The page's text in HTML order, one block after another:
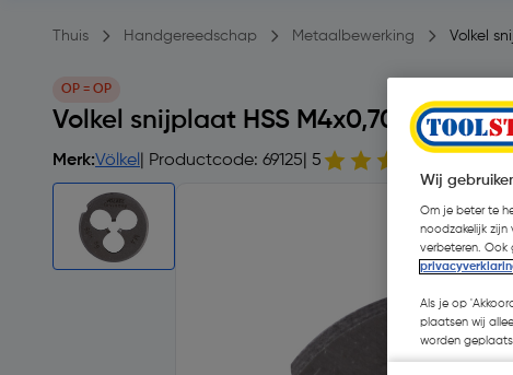
Thuis Handgereedschap Metaalbewerking Volkel
OP = OP
Volkel snijplaat HSS M4x0,70mm
Merk:Völkel | Productcode: 69125 | 5
Wij
Om je beter te
noodzakelijk
verbeteren. Ook
Als je op
plaatsen wij
worden